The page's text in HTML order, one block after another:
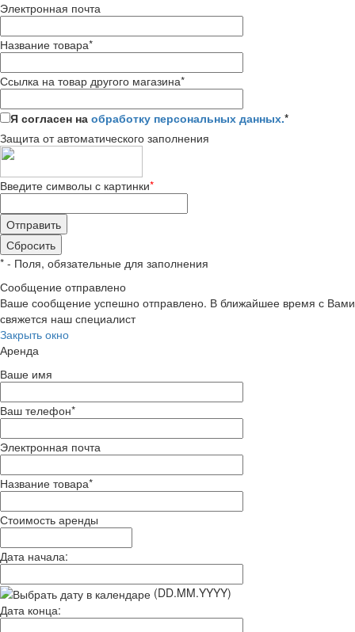
Электронная почта
Название товара*
Ссылка на товар другого магазина*
Я согласен на обработку персональных данных.*
Защита от автоматического заполнения
Введите символы с картинки*
* - Поля, обязательные для заполнения
Сообщение отправлено
Ваше сообщение успешно отправлено. В ближайшее время с Вами
свяжется наш специалист
Закрыть окно
Аренда
Ваше имя
Ваш телефон*
Электронная почта
Название товара*
Стоимость аренды
Дата начала:
(DD.MM.YYYY)
Дата конца: